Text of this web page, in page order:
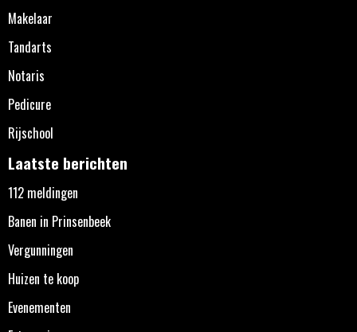
Makelaar
Tandarts
Notaris
Pedicure
Rijschool
Laatste berichten
112 meldingen
Banen in Prinsenbeek
Vergunningen
Huizen te koop
Evenementen